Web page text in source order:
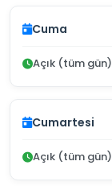
Cuma
Açık (tüm gün)
Cumartesi
Açık (tüm gün)